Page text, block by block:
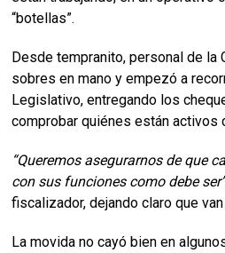
“botellas”.
Desde tempranito, personal de la
sobres en mano y empezó a
Legislativo, entregando los
comprobar quiénes están activos
“Queremos asegurarnos de que
con sus funciones como debe
fiscalizador, dejando claro que
La movida no cayó bien en